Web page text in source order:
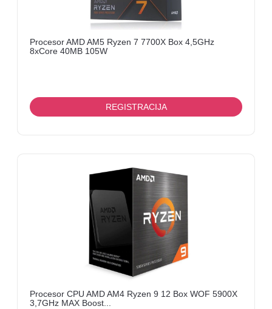
Procesor AMD AM5 Ryzen 7 7700X Box 4,5GHz
8xCore 40MB 105W
REGISTRACIJA
Procesor CPU AMD AM4 Ryzen 9 12 Box WOF 5900X
3,7GHz MAX Boost...